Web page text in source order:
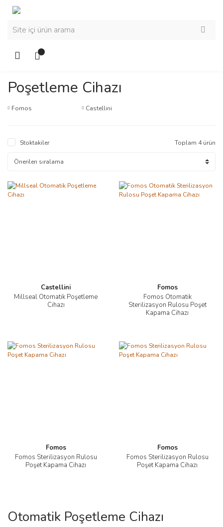
Poşetleme Cihazı
Fomos Castellini
Stoktakiler Toplam 4 ürün
Castellini
Millseal Otomatik Poşetleme
Cihazı
Fomos
Fomos Otomatik
Sterilizasyon Rulosu Poşet
Kapama Cihazı
Fomos
Fomos Sterilizasyon Rulosu
Poşet Kapama Cihazı
Fomos
Fomos Sterilizasyon Rulosu
Poşet Kapama Cihazı
Otomatik Poşetleme Cihazı